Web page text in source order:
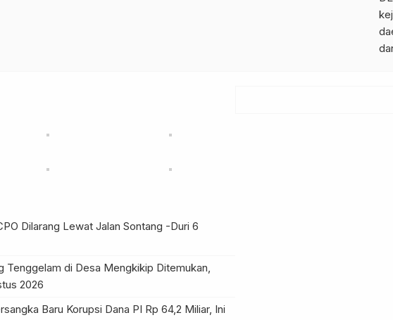
Dilarang Lewat Jalan Sontang -Duri 6
Tenggelam di Desa Mengkikip Ditemukan,
2026
Baru Korupsi Dana PI Rp 64,2 Miliar, Ini